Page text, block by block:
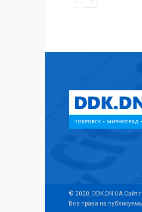
© 2020, DDK.DN.UA
Все права на